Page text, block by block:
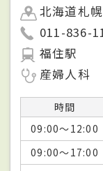
北海道札
011-836-
福住駅
産婦人科
時間
09:00～12:00
09:00～17:00